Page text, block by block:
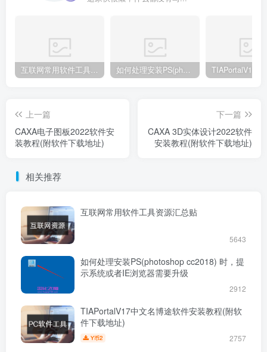
互联网常用软件工具资源汇总贴 如何处理安装PS(photoshop cc2018) 时，提示系统或者IE浏览器需要升级
上一篇
CAXA电子图板2022软件安
装教程(附软件下载地址)
下一篇
CAXA 3D实体设计2022软件
安装教程(附软件下载地址)
相关推荐
互联网常用软件工具资源汇总贴
5643
如何处理安装PS(photoshop cc2018) 时，提
示系统或者IE浏览器需要升级
2912
TIAPortalV17中文名博途软件安装教程(附软
件下载地址)
Y币2 2757